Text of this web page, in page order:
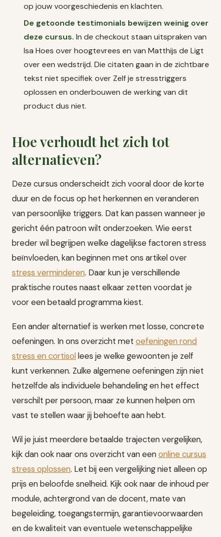
op jouw voorgeschiedenis en klachten.
De getoonde testimonials bewijzen weinig over
deze cursus. In de checkout staan uitspraken van
Isa Hoes over hoogtevrees en van Matthijs de Ligt
over een wedstrijd. Die citaten gaan in de zichtbare
tekst niet specifiek over Zelf je stresstriggers
oplossen en onderbouwen de werking van dit
product dus niet.
Hoe verhoudt het zich tot
alternatieven?
Deze cursus onderscheidt zich vooral door de korte
duur en de focus op het herkennen en veranderen
van persoonlijke triggers. Dat kan passen wanneer je
gericht één patroon wilt onderzoeken. Wie eerst
breder wil begrijpen welke dagelijkse factoren stress
beïnvloeden, kan beginnen met ons artikel over
stress verminderen. Daar kun je verschillende
praktische routes naast elkaar zetten voordat je
voor een betaald programma kiest.
Een ander alternatief is werken met losse, concrete
oefeningen. In ons overzicht met oefeningen rond
stress en cortisollees je welke gewoonten je zelf
kunt verkennen. Zulke algemene oefeningen zijn niet
hetzelfde als individuele behandeling en het effect
verschilt per persoon, maar ze kunnen helpen om
vast te stellen waar jij behoefte aan hebt.
Wil je juist meerdere betaalde trajecten vergelijken,
kijk dan ook naar ons overzicht van eenonline cursus
stress oplossen. Let bij een vergelijking niet alleen op
prijs en beloofde snelheid. Kijk ook naar de inhoud per
module, achtergrond van de docent, mate van
begeleiding, toegangstermijn, garantievoorwaarden
en de kwaliteit van eventuele wetenschappelijke